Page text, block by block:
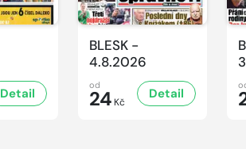
Detail
BLESK -
4.8.2026
od
24 Kč
Detail